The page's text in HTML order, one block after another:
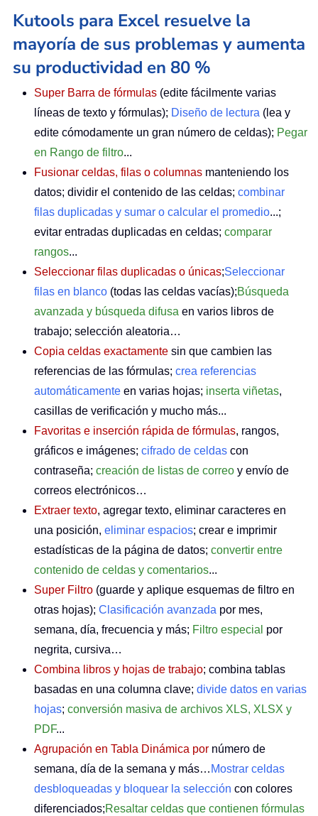
Kutools para Excel resuelve la
mayoría de sus problemas y aumenta
su productividad en 80 %
Super Barra de fórmulas (edite fácilmente varias
líneas de texto y fórmulas); Diseño de lectura (lea y
edite cómodamente un gran número de celdas); Pegar
en Rango de filtro...
Fusionar celdas, filas o columnas manteniendo los
datos; dividir el contenido de las celdas; combinar
filas duplicadas y sumar o calcular el promedio...;
evitar entradas duplicadas en celdas; comparar
rangos...
Seleccionar filas duplicadas o únicas;Seleccionar
filas en blanco (todas las celdas vacías);Búsqueda
avanzada y búsqueda difusa en varios libros de
trabajo; selección aleatoria…
Copia celdas exactamente sin que cambien las
referencias de las fórmulas; crea referencias
automáticamente en varias hojas; inserta viñetas,
casillas de verificación y mucho más...
Favoritas e inserción rápida de fórmulas, rangos,
gráficos e imágenes; cifrado de celdas con
contraseña; creación de listas de correo y envío de
correos electrónicos…
Extraer texto, agregar texto, eliminar caracteres en
una posición, eliminar espacios; crear e imprimir
estadísticas de la página de datos; convertir entre
contenido de celdas y comentarios...
Super Filtro (guarde y aplique esquemas de filtro en
otras hojas); Clasificación avanzada por mes,
semana, día, frecuencia y más; Filtro especial por
negrita, cursiva…
Combina libros y hojas de trabajo; combina tablas
basadas en una columna clave; divide datos en varias
hojas; conversión masiva de archivos XLS, XLSX y
PDF...
Agrupación en Tabla Dinámica por número de
semana, día de la semana y más… Mostrar celdas
desbloqueadas y bloquear la selección con colores
diferenciados;Resaltar celdas que contienen fórmulas